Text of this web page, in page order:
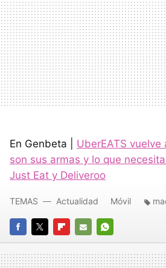
En Genbeta | UberEATS vuelve
son sus armas y lo que
Just Eat y Deliveroo
FACEBOOK
TWITTERFLIPBOARD
E-
MAIL
WHATSAPP
TEMAS Actualidad Móvil